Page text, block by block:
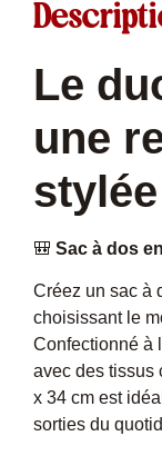
Le
une
🎒 Sac à dos
Créez un sac à
choisissant le
Confectionné à
avec des tissus
x 34 cm est
sorties du